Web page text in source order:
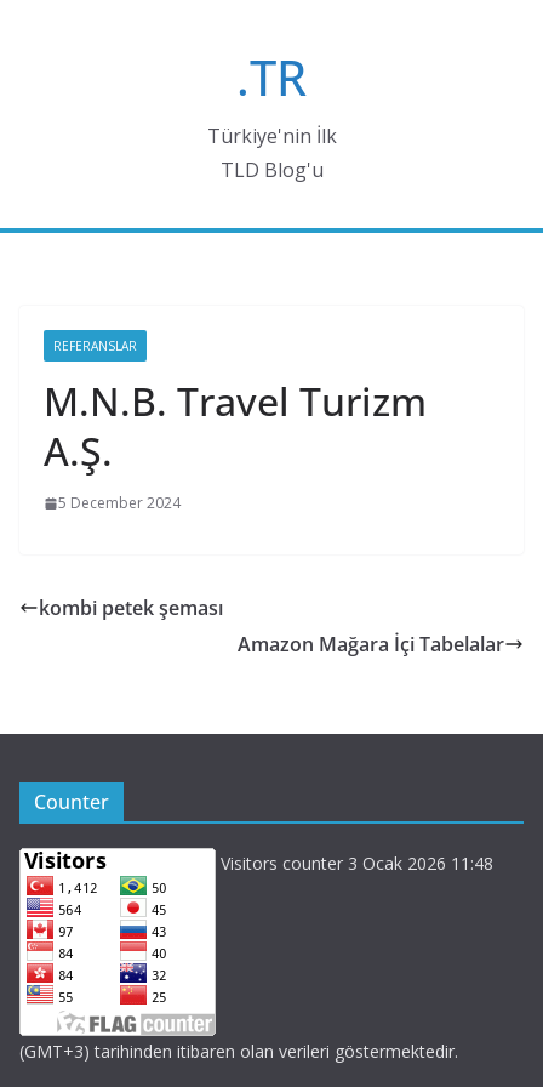
.TR
Türkiye'nin İlk
TLD Blog'u
REFERANSLAR
M.N.B. Travel Turizm
A.Ş.
5 December 2024
kombi petek şeması
Amazon Mağara İçi Tabelalar
Counter
Visitors counter 3 Ocak 2026 11:48
(GMT+3) tarihinden itibaren olan verileri göstermektedir.